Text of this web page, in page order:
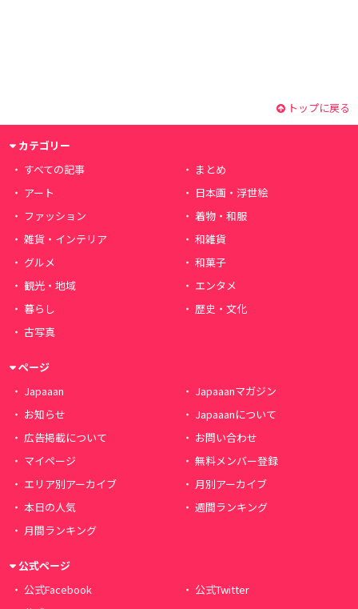
トップに戻る
カテゴリー
すべての記事
まとめ
アート
日本画・浮世絵
ファッション
着物・和服
雑貨・インテリア
和雑貨
グルメ
和菓子
観光・地域
エンタメ
暮らし
歴史・文化
古写真
ページ
Japaaan
Japaaanマガジン
お知らせ
Japaaanについて
広告掲載について
お問い合わせ
マイページ
無料メンバー登録
エリア別アーカイブ
月別アーカイブ
本日の人気
週間ランキング
月間ランキング
公式ページ
公式Facebook
公式Twitter